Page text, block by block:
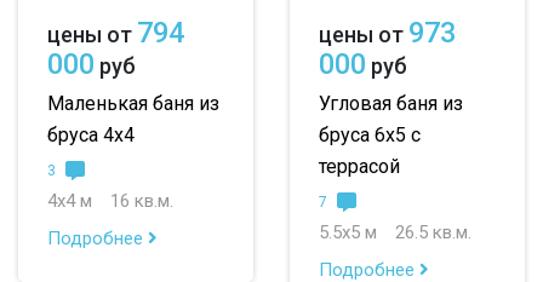
150х200 маленькие
до 150 м
до 200 м
По опциям:
цены от 794
000 руб
Маленькая баня из
бруса 4х4
3
4х4 м
16 кв.м.
Подробнее
цены от 973
000 руб
Угловая баня из
бруса 6х5 с
террасой
7
5.5х5 м
26.5 кв.м.
Подробнее